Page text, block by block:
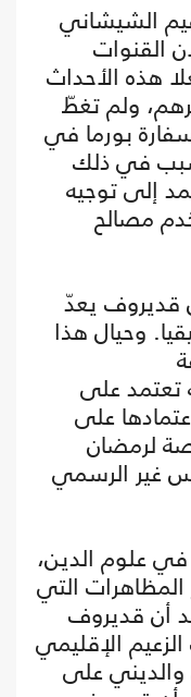
الشيشاني
القنوات
هذه الأحداث
ولم تغطّ
بورما في
في ذلك
إلى توجيه
مصالح
قديروف يعدّ
وحيال هذا
على
على
لرمضان
غير الرسمي
علوم الدين،
التي
أن قديروف
الإقليمي
على